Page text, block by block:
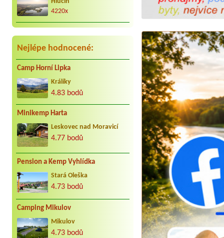
kar. cca 25 let do Jindřiše vždy
radostně. Děkujeme Vaculovi, Brno.
4220x
Nejlépe hodnocené:
Camp Horní Lipka
Králíky
4.83 bodů
Minikemp Harta
Leskovec nad Moravicí
4.77 bodů
Pension a Kemp Vyhlídka
Stará Oleška
4.73 bodů
Camping Mikulov
Mikulov
4.73 bodů